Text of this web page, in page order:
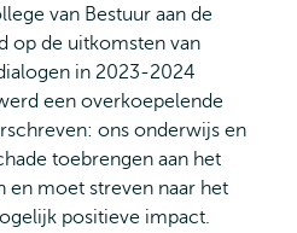
van Bestuur aan de
op de uitkomsten van
in 2023-2024
een overkoepelende
ons onderwijs en
toebrengen aan het
en moet streven naar het
positieve impact.